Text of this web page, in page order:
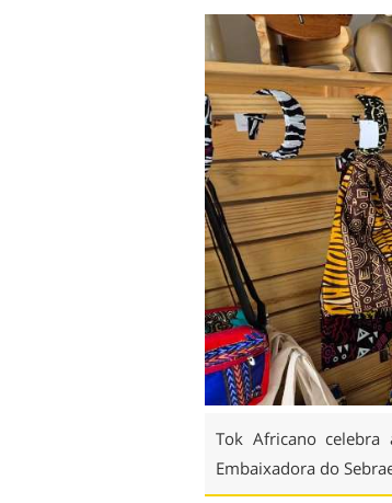
Tok Africano
Embaixadora do